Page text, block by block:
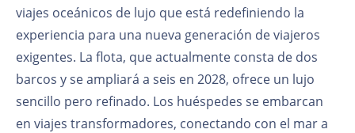
viajes oceánicos de lujo que está redefiniendo la
experiencia para una nueva generación de viajeros
exigentes. La flota, que actualmente consta de dos
barcos y se ampliará a seis en 2028, ofrece un lujo
sencillo pero refinado. Los huéspedes se embarcan
en viajes transformadores, conectando con el mar a